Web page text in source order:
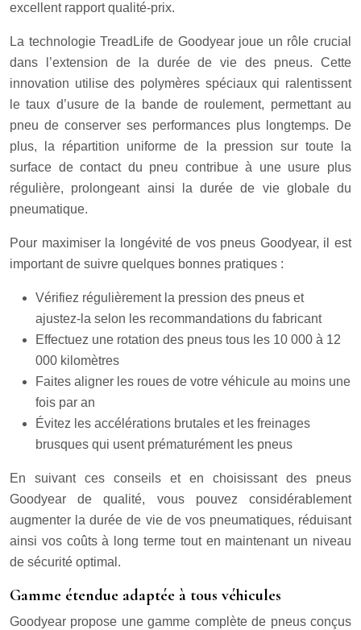
excellent rapport qualité-prix.
La technologie TreadLife de Goodyear joue un rôle crucial
dans l’extension de la durée de vie des pneus. Cette
innovation utilise des polymères spéciaux qui ralentissent
le taux d’usure de la bande de roulement, permettant au
pneu de conserver ses performances plus longtemps. De
plus, la répartition uniforme de la pression sur toute la
surface de contact du pneu contribue à une usure plus
régulière, prolongeant ainsi la durée de vie globale du
pneumatique.
Pour maximiser la longévité de vos pneus Goodyear, il est
important de suivre quelques bonnes pratiques :
Vérifiez régulièrement la pression des pneus et
ajustez-la selon les recommandations du fabricant
Effectuez une rotation des pneus tous les 10 000 à 12
000 kilomètres
Faites aligner les roues de votre véhicule au moins une
fois par an
Évitez les accélérations brutales et les freinages
brusques qui usent prématurément les pneus
En suivant ces conseils et en choisissant des pneus
Goodyear de qualité, vous pouvez considérablement
augmenter la durée de vie de vos pneumatiques, réduisant
ainsi vos coûts à long terme tout en maintenant un niveau
de sécurité optimal.
Gamme étendue adaptée à tous véhicules
Goodyear propose une gamme complète de pneus conçus